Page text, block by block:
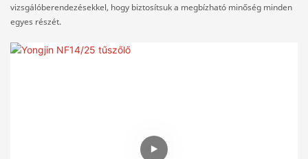
vizsgálóberendezésekkel, hogy biztosítsuk a megbízható minőség minden
egyes részét.